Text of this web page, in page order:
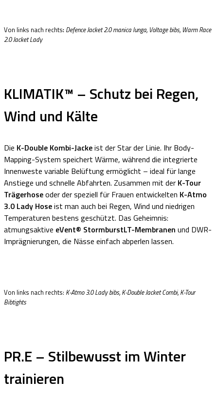
Von links nach rechts: Defence Jacket 2.0 manica lunga, Voltage bibs, Warm Race
2.0 Jacket Lady
KLIMATIK™ – Schutz bei Regen,
Wind und Kälte
Die K-Double Kombi-Jackeist der Star der Linie. Ihr Body-
Mapping-System speichert Wärme, während die integrierte
Innenweste variable Belüftung ermöglicht – ideal für lange
Anstiege und schnelle Abfahrten. Zusammen mit der K-Tour
Trägerhoseoder der speziell für Frauen entwickelten K-Atmo
3.0 Lady Hoseist man auch bei Regen, Wind und niedrigen
Temperaturen bestens geschützt. Das Geheimnis:
atmungsaktive eVent® StormburstLT-Membranen und DWR-
Imprägnierungen, die Nässe einfach abperlen lassen.
Von links nach rechts: K-Atmo 3.0 Lady bibs, K-Double Jacket Combi, K-Tour
Bibtights
PR.E – Stilbewusst im Winter
trainieren